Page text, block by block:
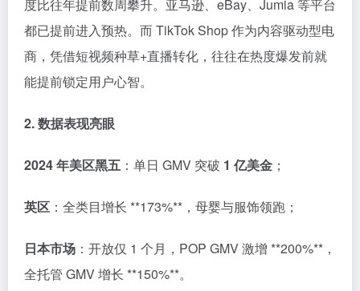
度比往年提前数周攀升。亚马逊、eBay、Jumia 等平台
都已提前进入预热。而 TikTok Shop 作为内容驱动型电
商，凭借短视频种草+直播转化，往往在热度爆发前就
能提前锁定用户心智。
2. 数据表现亮眼
2024 年美区黑五 ：单日 GMV 突破 1 亿美金 ；
英区 ：全类目增长 **173%**，母婴与服饰领跑；
日本市场 ：开放仅 1 个月，POP GMV 激增 **200%**，
全托管 GMV 增长 **150%**。